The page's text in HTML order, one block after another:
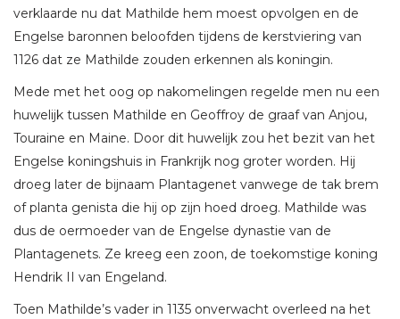
verklaarde nu dat Mathilde hem moest opvolgen en de
Engelse baronnen beloofden tijdens de kerstviering van
1126 dat ze Mathilde zouden erkennen als koningin.
Mede met het oog op nakomelingen regelde men nu een
huwelijk tussen Mathilde en Geoffroy de graaf van Anjou,
Touraine en Maine. Door dit huwelijk zou het bezit van het
Engelse koningshuis in Frankrijk nog groter worden. Hij
droeg later de bijnaam Plantagenet vanwege de tak brem
of planta genista die hij op zijn hoed droeg. Mathilde was
dus de oermoeder van de Engelse dynastie van de
Plantagenets. Ze kreeg een zoon, de toekomstige koning
Hendrik II van Engeland.
Toen Mathilde’s vader in 1135 onverwacht overleed na het